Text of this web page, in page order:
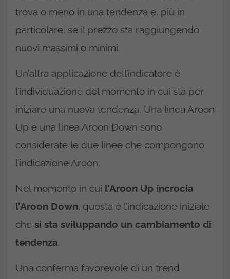
trova o meno in una tendenza e, più in
particolare, se il prezzo sta raggiungendo
nuovi massimi o minimi.
Un’altra applicazione dell’indicatore è
l’individuazione del momento in cui sta per
iniziare una nuova tendenza. Una linea Aroon
Up e una linea Aroon Down sono
considerate le due linee che compongono
l’indicazione Aroon.
Nel momento in cui l’Aroon Up incrocia
l’Aroon Down, questa è l’indicazione iniziale
che si sta sviluppando un cambiamento di
tendenza.
Una conferma favorevole di un trend